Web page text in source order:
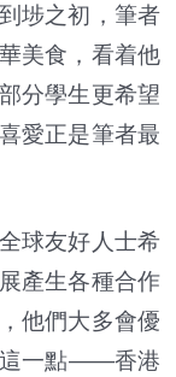
埗之初，筆者
美食，看着他
分學生更希望
愛正是筆者最
球友好人士希
產生各種合作
他們大多會優
這一點——香港